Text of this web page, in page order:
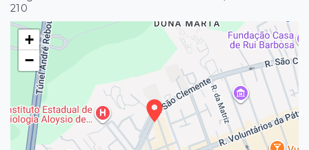
210
+
−